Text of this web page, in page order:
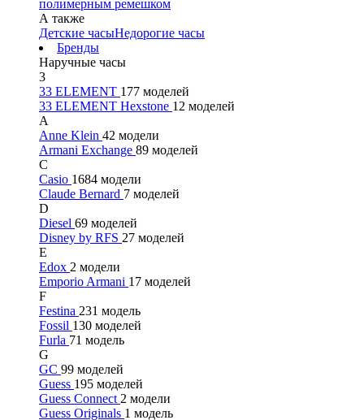
полимерным ремешком
А также
Детские часыНедорогие часы
Бренды
Наручные часы
3
33 ELEMENT 177 моделей
33 ELEMENT Hexstone 12 моделей
A
Anne Klein 42 модели
Armani Exchange 89 моделей
C
Casio 1684 модели
Claude Bernard 7 моделей
D
Diesel 69 моделей
Disney by RFS 27 моделей
E
Edox 2 модели
Emporio Armani 17 моделей
F
Festina 231 модель
Fossil 130 моделей
Furla 71 модель
G
GC 99 моделей
Guess 195 моделей
Guess Connect 2 модели
Guess Originals 1 модель